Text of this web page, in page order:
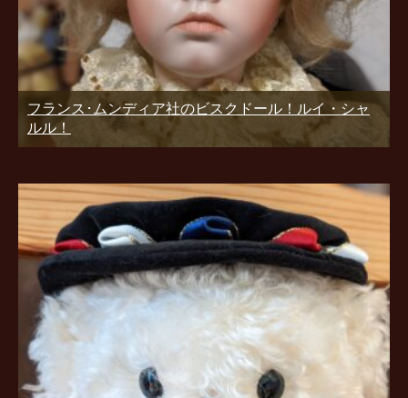
フランス･ムンディア社のビスクドール！ルイ・シャ
ルル！